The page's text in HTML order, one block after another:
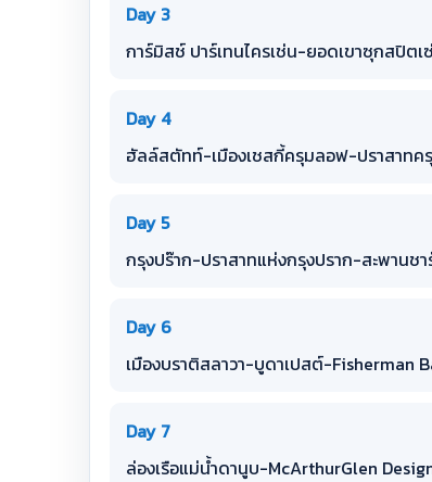
Day 3
การ์มิสช์ ปาร์เทนไครเช่น-ยอดเขาซุกสปิต
Day 4
ฮัลล์สตัทท์-เมืองเชสกี้ครุมลอฟ-ปราสาทค
Day 5
กรุงปร๊าก-ปราสาทแห่งกรุงปราก-สะพานช
Day 6
เมืองบราติสลาวา-บูดาเปสต์-Fisherman
Day 7
ล่องเรือแม่น้ำดานูบ-McArthurGlen